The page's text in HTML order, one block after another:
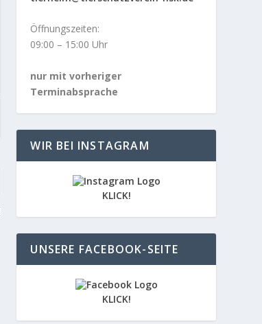
Öffnungszeiten:
09:00 – 15:00 Uhr
nur mit vorheriger
Terminabsprache
WIR BEI INSTAGRAM
KLICK!
UNSERE FACEBOOK-SEITE
KLICK!